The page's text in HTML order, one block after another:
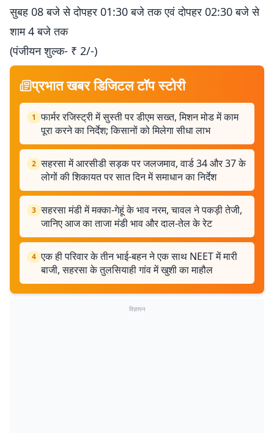
सुबह 08 बजे से दोपहर 01:30 बजे तक एवं दोपहर 02:30 बजे से
शाम 4 बजे तक
(पंजीयन शुल्क- ₹ 2/-)
प्रभात खबर डिजिटल टॉप स्टोरी
1 फार्मर रजिस्ट्री में सुस्ती पर डीएम सख्त, मिशन मोड में काम
पूरा करने का निर्देश; किसानों को मिलेगा सीधा लाभ
2 सहरसा में आरसीडी सड़क पर जलजमाव, वार्ड 34 और 37 के
लोगों की शिकायत पर सात दिन में समाधान का निर्देश
3 सहरसा मंडी में मक्का-गेहूं के भाव नरम, चावल ने पकड़ी तेजी,
जानिए आज का ताजा मंडी भाव और दाल-तेल के रेट
4 एक ही परिवार के तीन भाई-बहन ने एक साथ NEET में मारी
बाजी, सहरसा के तुलसियाही गांव में खुशी का माहौल
विज्ञापन